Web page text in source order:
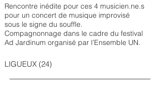
Rencontre inédite pour ces 4 musicien.ne.s
pour un concert de musique improvisé
sous le signe du souffle.
Compagnonnage dans le cadre du festival
Ad Jardinum organisé par l’Ensemble UN.
LIGUEUX (24)